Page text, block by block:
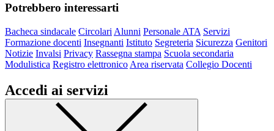
Potrebbero interessarti
Bacheca sindacale Circolari Alunni Personale ATA Servizi
Formazione docenti Insegnanti Istituto Segreteria Sicurezza Genitori
Notizie Invalsi Privacy Rassegna stampa Scuola secondaria
Modulistica Registro elettronico Area riservata Collegio Docenti
Accedi ai servizi